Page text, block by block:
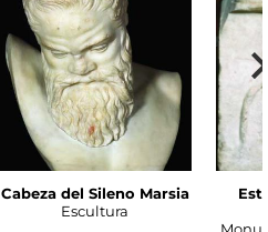
Cabeza del Sileno Marsia
Escultura